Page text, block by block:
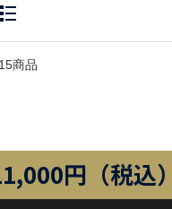
商品
円（税込